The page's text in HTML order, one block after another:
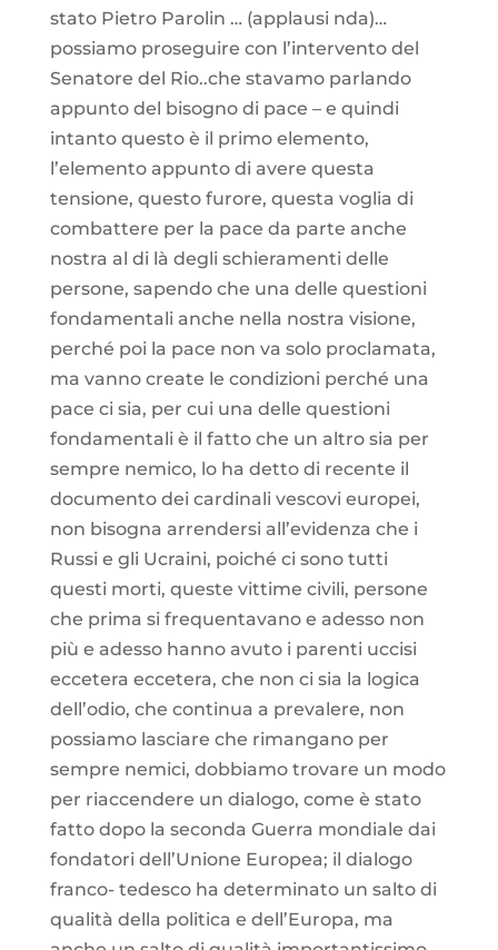
stato Pietro Parolin … (applausi nda)…
possiamo proseguire con l’intervento del
Senatore del Rio..che stavamo parlando
appunto del bisogno di pace – e quindi
intanto questo è il primo elemento,
l’elemento appunto di avere questa
tensione, questo furore, questa voglia di
combattere per la pace da parte anche
nostra al di là degli schieramenti delle
persone, sapendo che una delle questioni
fondamentali anche nella nostra visione,
perché poi la pace non va solo proclamata,
ma vanno create le condizioni perché una
pace ci sia, per cui una delle questioni
fondamentali è il fatto che un altro sia per
sempre nemico, lo ha detto di recente il
documento dei cardinali vescovi europei,
non bisogna arrendersi all’evidenza che i
Russi e gli Ucraini, poiché ci sono tutti
questi morti, queste vittime civili, persone
che prima si frequentavano e adesso non
più e adesso hanno avuto i parenti uccisi
eccetera eccetera, che non ci sia la logica
dell’odio, che continua a prevalere, non
possiamo lasciare che rimangano per
sempre nemici, dobbiamo trovare un modo
per riaccendere un dialogo, come è stato
fatto dopo la seconda Guerra mondiale dai
fondatori dell’Unione Europea; il dialogo
franco- tedesco ha determinato un salto di
qualità della politica e dell’Europa, ma